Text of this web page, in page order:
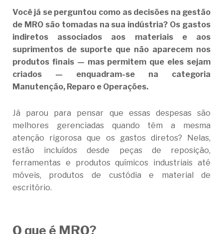
Você já se perguntou como as decisões na gestão
de MRO são tomadas na sua indústria? Os gastos
indiretos associados aos materiais e aos
suprimentos de suporte que não aparecem nos
produtos finais — mas permitem que eles sejam
criados — enquadram-se na categoria
Manutenção, Reparo e Operações.
Já parou para pensar que essas despesas são
melhores gerenciadas quando têm a mesma
atenção rigorosa que os gastos diretos? Nelas,
estão incluídos desde peças de reposição,
ferramentas e produtos químicos industriais até
móveis, produtos de custódia e material de
escritório.
O que é MRO?